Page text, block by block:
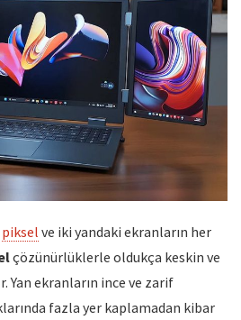
piksel ve iki yandaki ekranların her
çözünürlüklerle oldukça keskin ve
ekranların ince ve zarif
fazla yer kaplamadan kibar